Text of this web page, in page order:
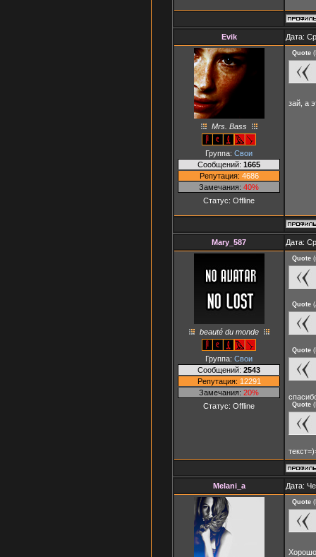
Evik Дата:
Mrs. Bass
Группа: Свои
Сообщений: 1665
Репутация: 4686
Замечания: 40%
Статус: Offline
Quote (
зай, а
Mary_587 Дата:
beauté du monde
Группа: Свои
Сообщений: 2543
Репутация: 12291
Замечания: 20%
Статус: Offline
Quote (
Quote (
Quote (
Quote (
Melani_a Дата:
Quote (